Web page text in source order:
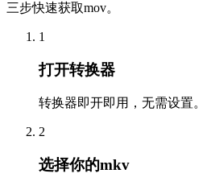
三步快速获取mov。
1
打开转换器
转换器即开即用，无需设置。
2
选择你的mkv